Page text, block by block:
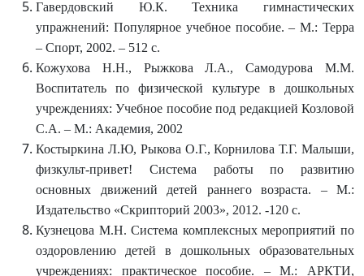
Гавердовский Ю.К. Техника гимнастических
упражнений: Популярное учебное пособие. – М.: Терра
– Спорт, 2002. – 512 с.
Кожухова Н.Н., Рыжкова Л.А., Самодурова М.М.
Воспитатель по физической культуре в дошкольных
учреждениях: Учебное пособие под редакцией Козловой
С.А. – М.: Академия, 2002
Костыркина Л.Ю, Рыкова О.Г., Корнилова Т.Г. Малыши,
физкульт-привет! Система работы по развитию
основных движений детей раннего возраста. – М.:
Издательство «Скрипторий 2003», 2012. -120 с.
Кузнецова М.Н. Система комплексных мероприятий по
оздоровлению детей в дошкольных образовательных
учреждениях: практическое пособие. – М.: АРКТИ,